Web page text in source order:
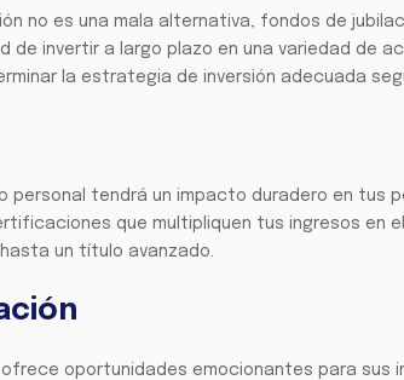
no es una mala alternativa, fondos de
de invertir a largo plazo en una variedad de
la estrategia de inversión adecuada
personal tendrá un impacto duradero en tus
que multipliquen tus ingresos en
un título avanzado.
oportunidades emocionantes para sus